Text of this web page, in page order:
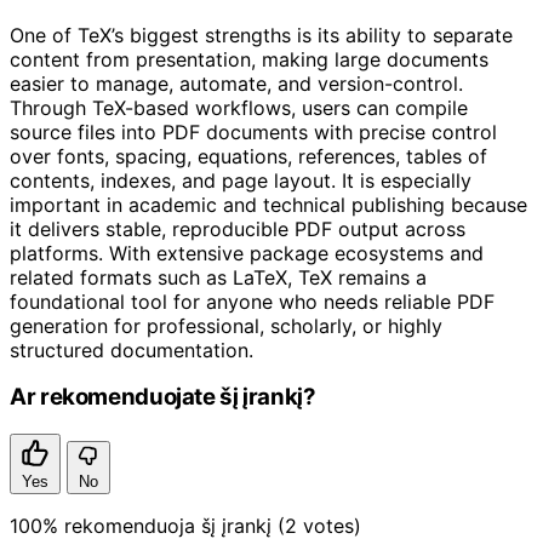
One of TeX’s biggest strengths is its ability to separate
content from presentation, making large documents
easier to manage, automate, and version-control.
Through TeX-based workflows, users can compile
source files into PDF documents with precise control
over fonts, spacing, equations, references, tables of
contents, indexes, and page layout. It is especially
important in academic and technical publishing because
it delivers stable, reproducible PDF output across
platforms. With extensive package ecosystems and
related formats such as LaTeX, TeX remains a
foundational tool for anyone who needs reliable PDF
generation for professional, scholarly, or highly
structured documentation.
Ar rekomenduojate šį įrankį?
Yes No
100% rekomenduoja šį įrankį (2 votes)